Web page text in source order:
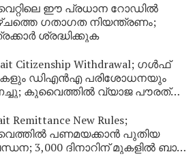
ഈ പ്രധാന റോഡിൽ
ഗതാഗത നിയന്ത്രണം;
ശ്രദ്ധിക്കുക
Citizenship Withdrawal; ഗൾഫ്
ഡിഎൻഎ പരിശോധനയും
കുവൈത്തിൽ വ്യാജ പൗരത്വം
Remittance New Rules;
പണമയക്കാൻ പുതിയ
3,000 ദിനാറിന് മുകളിൽ ബാങ്ക്